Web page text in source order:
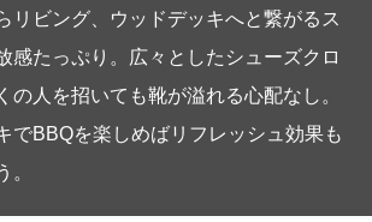
リビング、ウッドデッキへと繋がるス
感たっぷり。広々としたシューズクロ
の人を招いても靴が溢れる心配なし。
でBBQを楽しめばリフレッシュ効果も
。